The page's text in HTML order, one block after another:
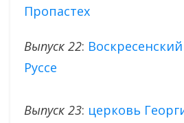
Пропастех
Выпуск 22:
Руссе
Выпуск 23: церковь